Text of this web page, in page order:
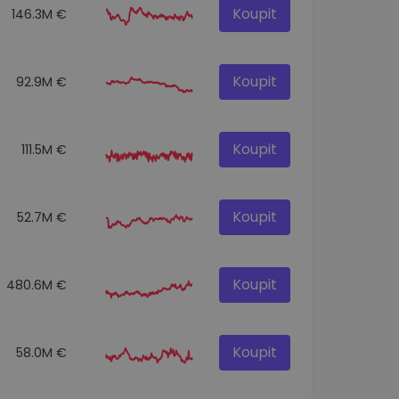
146.3M € Koupit
92.9M € Koupit
111.5M € Koupit
52.7M € Koupit
480.6M € Koupit
58.0M € Koupit